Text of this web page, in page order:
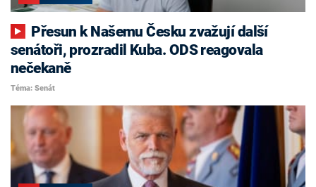
senátoři, prozradil Kuba. ODS reagovala
nečekaně
Téma: Senát